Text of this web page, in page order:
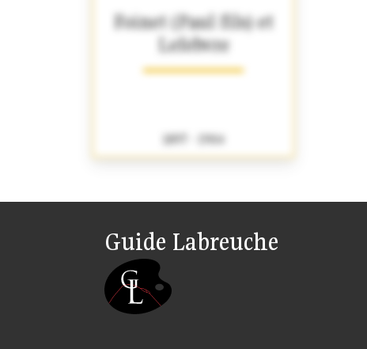
Foinet (Paul fils) et
Lefebvre
1897 - 1904
Guide Labreuche